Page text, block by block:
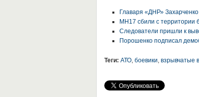
Главаря «ДНР»
MH17 сбили с территории
Следователи пришли к
Порошенко подписал
Теги: АТО, боевики, взрывчатые